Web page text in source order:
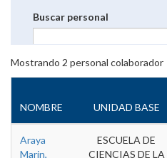
Buscar personal
Mostrando 2 personal colaborador
NOMBRE UNIDAD BASE
Araya
Marin,
ESCUELA DE
CIENCIAS DE LA